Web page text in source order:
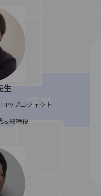
生
プロジェクト
表取締役